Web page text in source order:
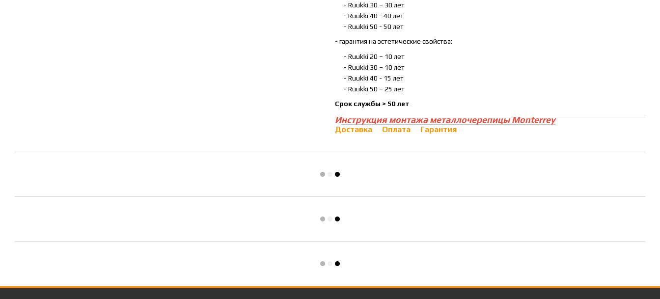
- Ruukki 30 – 30 лет
- Ruukki 40 - 40 лет
- Ruukki 50 - 50 лет
- гарантия на эстетические свойства:
- Ruukki 20 – 10 лет
- Ruukki 30 – 10 лет
- Ruukki 40 - 15 лет
- Ruukki 50 – 25 лет
Срок службы > 50 лет
Инструкция монтажа металлочерепицы Monterrey
Доставка Оплата Гарантия